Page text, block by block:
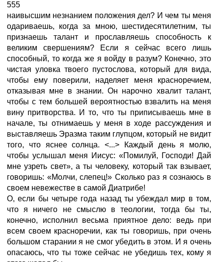
555
наивысшим незнанием положения дел? И чем ты меня
одариваешь, когда за мною, шестидесятилетним, ты
признаешь талант и прославляешь способность к
великим свершениям? Если я сейчас всего лишь
способный, то когда же я войду в разум? Конечно, это
чистая уловка твоего пустослова, который для вида,
чтобы ему поверили, наделяет меня красноречием,
отказывая мне в знании. Он нарочно хвалит талант,
чтобы с тем большей вероятностью взвалить на меня
вину притворства. И то, что ты приписываешь мне в
начале, ты отнимаешь у меня в ходе рассуждения и
выставляешь Эразма таким глупцом, который не видит
того, что яснее солнца. <...> Каждый день я молю,
чтобы услышал меня Иисус: «Помилуй, Господи! Дай
мне узреть свет», а ты человеку, который так взывает,
говоришь: «Молчи, слепец!» Сколько раз я сознаюсь в
своем невежестве в самой Диатрибе!
О, если бы четыре года назад ты убеждал мир в том,
что я ничего не смыслю в теологии, тогда бы ты,
конечно, исполнил весьма приятное дело: ведь при
всем своем красноречии, как ты говоришь, при очень
большом старании я не смог убедить в этом. И я очень
опасаюсь, что ты тоже сейчас не убедишь тех, кому я